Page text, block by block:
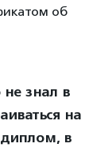
об
не знал в
на
диплом, в